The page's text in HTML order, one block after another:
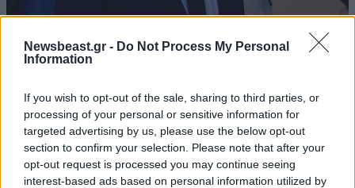
Newsbeast.gr - Do Not Process My Personal
Information
If you wish to opt-out of the sale, sharing to third parties, or
processing of your personal or sensitive information for
targeted advertising by us, please use the below opt-out
section to confirm your selection. Please note that after your
opt-out request is processed you may continue seeing
interest-based ads based on personal information utilized by
Χρυσοχοΐδης: Η Αστυνομία έχει αποστολή να
συλλαμβάνει δολοφόνους, όχι να σκοτώνει παιδιά